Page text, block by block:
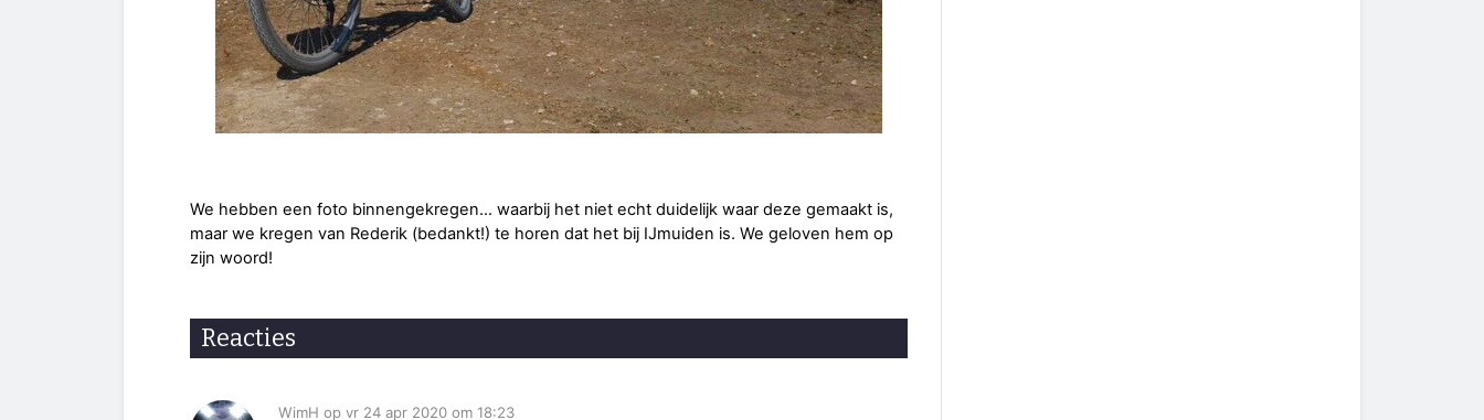
We hebben een foto binnengekregen… waarbij het niet echt duidelijk waar deze gemaakt is,
maar we kregen van Rederik (bedankt!) te horen dat het bij IJmuiden is. We geloven hem op
zijn woord!
Reacties
WimH op vr 24 apr 2020 om 18:23